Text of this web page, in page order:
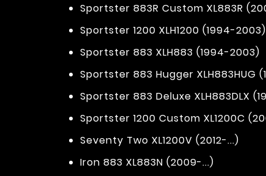
Sportster 883R Custom XL883R
Sportster 1200 XLH1200 (1994-2003)
Sportster 883 XLH883 (1994-2003)
Sportster 883 Hugger XLH883HUG
Sportster 883 Deluxe XLH883DLX
Sportster 1200 Custom XL1200C
Seventy Two XL1200V (2012-...)
Iron 883 XL883N (2009-...)